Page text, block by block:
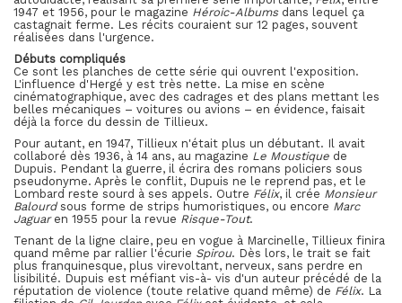
1947 et 1956, pour le magazine Héroic-Albumsdans lequel ça
castagnait ferme. Les récits couraient sur 12 pages, souvent
réalisées dans l'urgence.
Débuts compliqués
Ce sont les planches de cette série qui ouvrent l'exposition.
L'influence d'Hergé y est très nette. La mise en scène
cinématographique, avec des cadrages et des plans mettant les
belles mécaniques – voitures ou avions – en évidence, faisait
déjà la force du dessin de Tillieux.
Pour autant, en 1947, Tillieux n'était plus un débutant. Il avait
collaboré dès 1936, à 14 ans, au magazine Le Moustique de
Dupuis. Pendant la guerre, il écrira des romans policiers sous
pseudonyme. Après le conflit, Dupuis ne le reprend pas, et le
Lombard reste sourd à ses appels. Outre Félix, il crée Monsieur
Balourdsous forme de strips humoristiques, ou encore Marc
Jaguaren 1955 pour la revue Risque-Tout.
Tenant de la ligne claire, peu en vogue à Marcinelle, Tillieux finira
quand même par rallier l'écurie Spirou. Dès lors, le trait se fait
plus franquinesque, plus virevoltant, nerveux, sans perdre en
lisibilité. Dupuis est méfiant vis-à- vis d'un auteur précédé de la
réputation de violence (toute relative quand même) de Félix. La